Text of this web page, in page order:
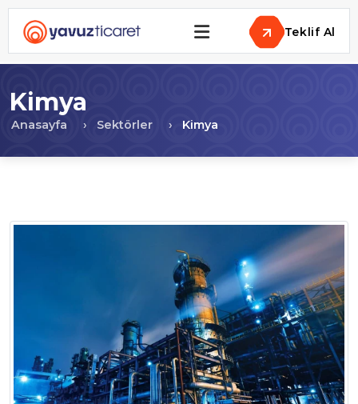
Teklif Al
Kimya
Anasayfa Sektörler Kimya